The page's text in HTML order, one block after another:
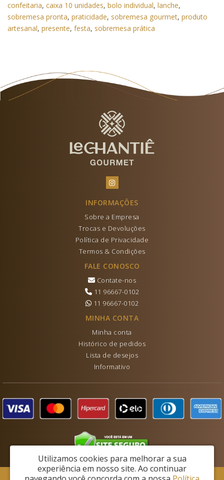
confeitaria, caixa 10 unidades, bolo individual, lanche,
sobremesa pronta, praticidade, sobremesa gourmet, produto
artesanal, presente, festa, sobremesa prática
INFORMAÇÕES
Sobre a Empresa
Trocas e Devoluções
Política de Privacidade
Termos & Condições
FALE CONOSCO
Contate-nos
11 96667-0102
11 96667-0102
MINHA CONTA
Minha conta
Histórico de pedidos
Lista de desejos
Informativo
Utilizamos cookies para melhorar a sua
experiência em nosso site. Ao continuar